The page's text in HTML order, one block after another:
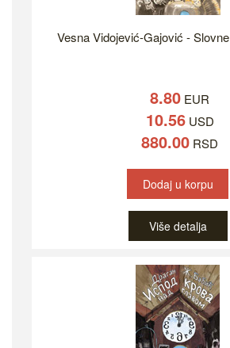
Vesna Vidojević-Gajović -
8.80 EUR
10.56USD
880.00 RSD
Dodaj u korpu
Više detalja